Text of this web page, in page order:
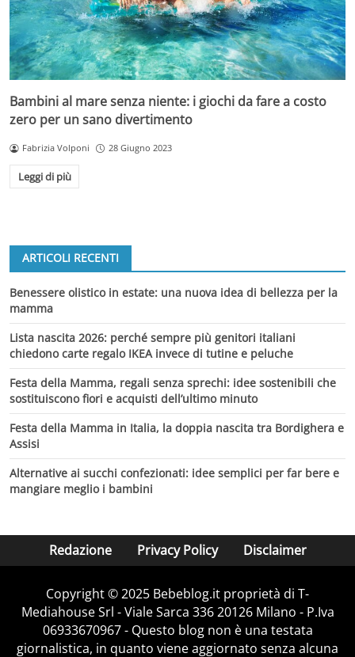
Bambini al mare senza niente: i giochi da fare a costo
zero per un sano divertimento
Fabrizia Volponi 28 Giugno 2023
Leggi di più
ARTICOLI RECENTI
Benessere olistico in estate: una nuova idea di bellezza per la
mamma
Lista nascita 2026: perché sempre più genitori italiani
chiedono carte regalo IKEA invece di tutine e peluche
Festa della Mamma, regali senza sprechi: idee sostenibili che
sostituiscono fiori e acquisti dell’ultimo minuto
Festa della Mamma in Italia, la doppia nascita tra Bordighera e
Assisi
Alternative ai succhi confezionati: idee semplici per far bere e
mangiare meglio i bambini
Redazione Privacy Policy Disclaimer
Copyright © 2025 Bebeblog.it proprietà di T-
Mediahouse Srl - Viale Sarca 336 20126 Milano - P.Iva
06933670967 - Questo blog non è una testata
giornalistica, in quanto viene aggiornato senza alcuna